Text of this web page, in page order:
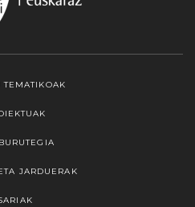
TEMATIKOAK
JARDUERAK